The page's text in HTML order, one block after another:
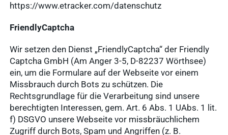
https://www.etracker.com/datenschutz
FriendlyCaptcha
Wir setzen den Dienst „FriendlyCaptcha“ der Friendly
Captcha GmbH (Am Anger 3-5, D-82237 Wörthsee)
ein, um die Formulare auf der Webseite vor einem
Missbrauch durch Bots zu schützen. Die
Rechtsgrundlage für die Verarbeitung sind unsere
berechtigten Interessen, gem. Art. 6 Abs. 1 UAbs. 1 lit.
f) DSGVO unsere Webseite vor missbräuchlichem
Zugriff durch Bots, Spam und Angriffen (z. B.